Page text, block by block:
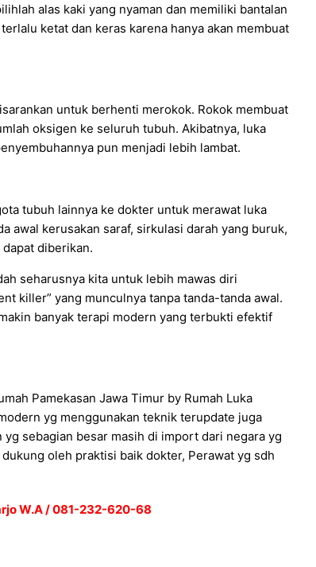
alas kaki yang nyaman dan memiliki bantalan
ketat dan keras karena hanya akan membuat
untuk berhenti merokok. Rokok membuat
oksigen ke seluruh tubuh. Akibatnya, luka
pun menjadi lebih lambat.
tubuh lainnya ke dokter untuk merawat luka
awal kerusakan saraf, sirkulasi darah yang buruk,
diberikan.
seharusnya kita untuk lebih mawas diri
killer” yang munculnya tanpa tanda-tanda awal.
banyak terapi modern yang terbukti efektif
Pamekasan Jawa Timur by Rumah Luka
yg menggunakan teknik terupdate juga
sebagian besar masih di import dari negara yg
oleh praktisi baik dokter, Perawat yg sdh
W.A / 081-232-620-68